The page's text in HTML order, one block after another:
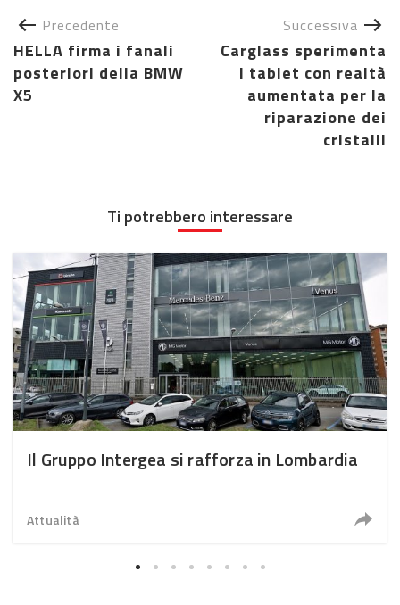
Precedente
HELLA firma i fanali
posteriori della BMW
X5
Successiva
Carglass sperimenta
i tablet con realtà
aumentata per la
riparazione dei
cristalli
Ti potrebbero interessare
Il Gruppo Intergea si rafforza in Lombardia
Attualità